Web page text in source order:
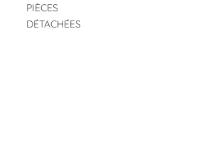
PIÈCES
DÉTACHÉES